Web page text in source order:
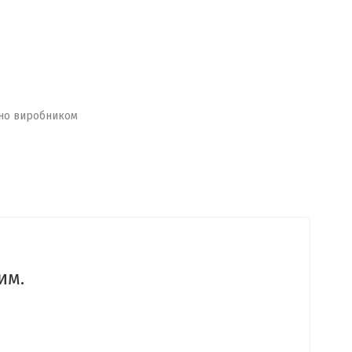
виробником